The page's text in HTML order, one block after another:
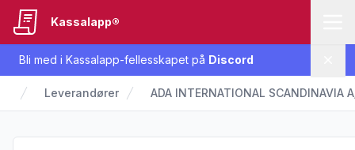
Bli med i Kassalapp-fellesskapet på Discord
Kassalapp®
Leverandører ADA INTERNATIONAL SCANDINAVIA